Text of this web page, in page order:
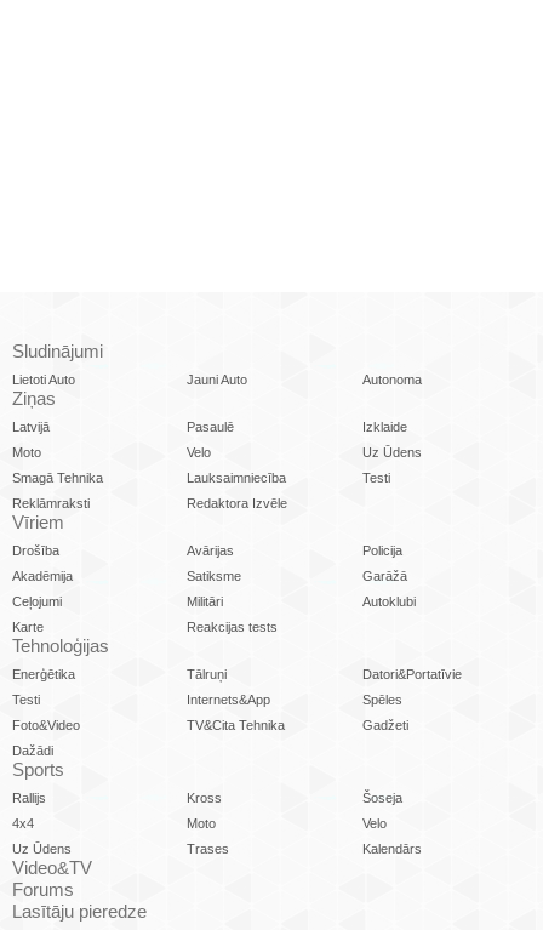
Sludinājumi
Lietoti Auto Jauni Auto Autonoma
Ziņas
Latvijā Pasaulē
Izklaide
Moto
Velo
Uz Ūdens
Smagā Tehnika
Lauksaimniecība
Testi
Reklāmraksti
Redaktora Izvēle
Vīriem
Drošība Avārijas
Policija
Akadēmija
Satiksme
Garāžā
Ceļojumi
Militāri
Autoklubi
Karte
Reakcijas tests
Tehnoloģijas
Enerģētika Tālruņi
Datori&Portatīvie
Testi
Internets&App
Spēles
Foto&Video
TV&Cita Tehnika
Gadžeti
Dažādi
Sports
Rallijs Kross
Šoseja
4x4
Moto
Velo
Uz Ūdens
Trases Kalendārs
Video&TV
Forums
Lasītāju pieredze